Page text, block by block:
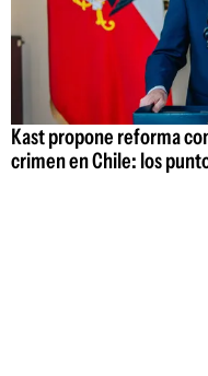
Kast propone reforma
crimen en Chile: los